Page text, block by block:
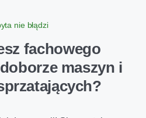
nie błądzi
fachowego
maszyn i